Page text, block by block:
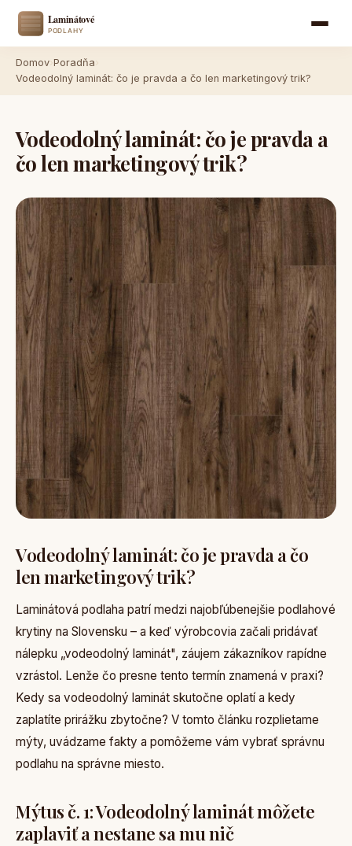
Domov Poradňa
Vodeodolný laminát: čo je pravda a čo len marketingový trik?
Vodeodolný laminát: čo je pravda a
čo len marketingový trik?
Vodeodolný laminát: čo je pravda a čo
len marketingový trik?
Laminátová podlaha patrí medzi najobľúbenejšie podlahové
krytiny na Slovensku – a keď výrobcovia začali pridávať
nálepku „vodeodolný laminát", záujem zákazníkov rapídne
vzrástol. Lenže čo presne tento termín znamená v praxi?
Kedy sa vodeodolný laminát skutočne oplatí a kedy
zaplatíte prirážku zbytočne? V tomto článku rozplietame
mýty, uvádzame fakty a pomôžeme vám vybrať správnu
podlahu na správne miesto.
Mýtus č. 1: Vodeodolný laminát môžete
zaplaviť a nestane sa mu nič